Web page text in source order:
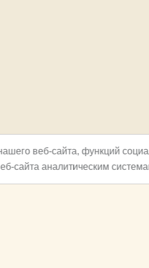
веб-сайта, функций
сайта аналитическим